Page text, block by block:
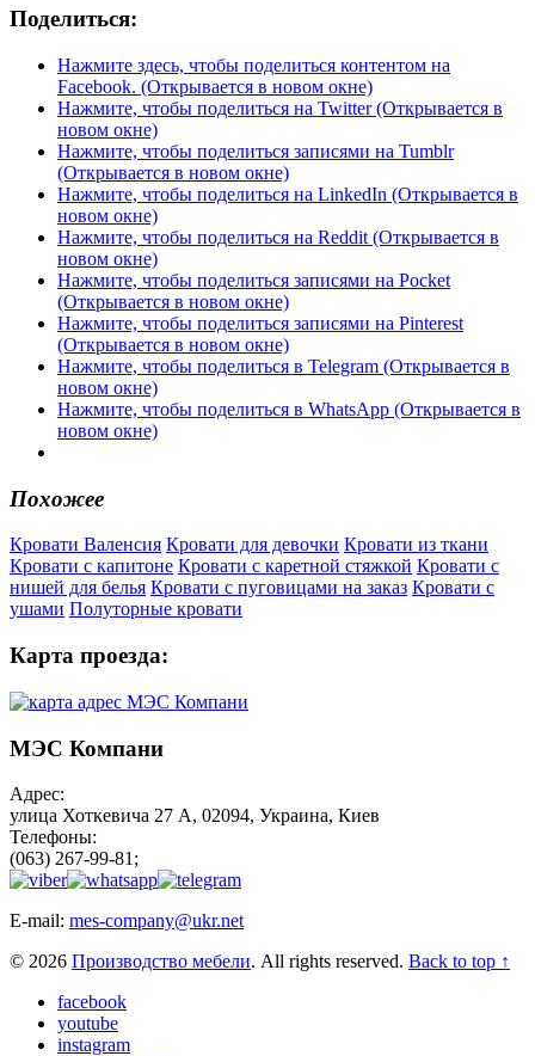
Поделиться:
Нажмите здесь, чтобы поделиться контентом на
Facebook. (Открывается в новом окне)
Нажмите, чтобы поделиться на Twitter (Открывается в
новом окне)
Нажмите, чтобы поделиться записями на Tumblr
(Открывается в новом окне)
Нажмите, чтобы поделиться на LinkedIn (Открывается в
новом окне)
Нажмите, чтобы поделиться на Reddit (Открывается в
новом окне)
Нажмите, чтобы поделиться записями на Pocket
(Открывается в новом окне)
Нажмите, чтобы поделиться записями на Pinterest
(Открывается в новом окне)
Нажмите, чтобы поделиться в Telegram (Открывается в
новом окне)
Нажмите, чтобы поделиться в WhatsApp (Открывается в
новом окне)
Похожее
Кровати Валенсия Кровати для девочки Кровати из ткани
Кровати с капитоне Кровати с каретной стяжкой Кровати с
нишей для белья Кровати с пуговицами на заказ Кровати с
ушами Полуторные кровати
Карта проезда:
МЭС Компани
Адрес:
улица Хоткевича 27 А, 02094, Украина, Киев
Телефоны:
(063) 267-99-81;
E-mail: mes-company@ukr.net
© 2026 Производство мебели. All rights reserved. Back to top ↑
facebook
youtube
instagram